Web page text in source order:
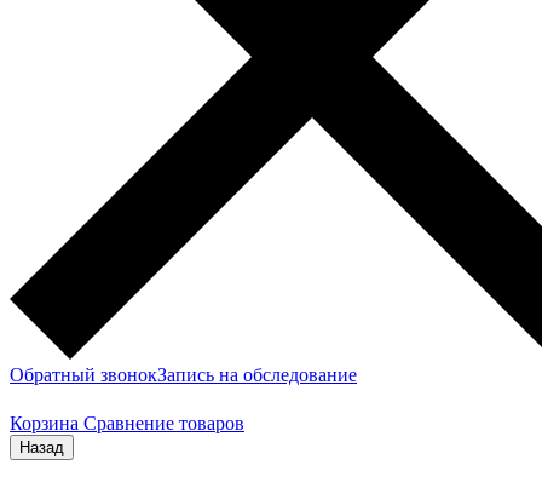
Обратный звонокЗапись на обследование
Корзина Сравнение товаров
Назад